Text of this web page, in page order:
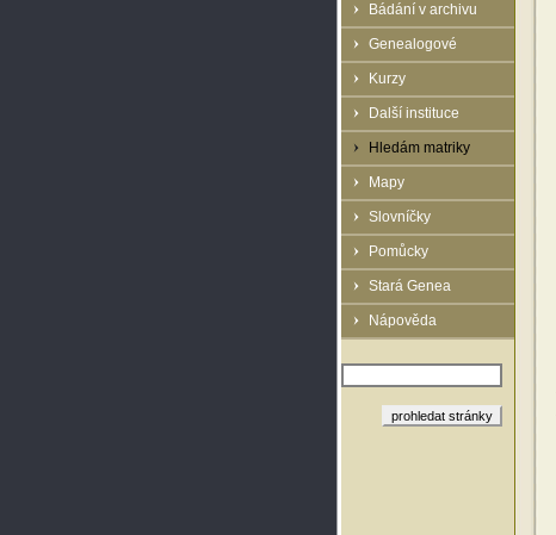
Bádání v archivu
Genealogové
Kurzy
Další instituce
Hledám matriky
Mapy
Slovníčky
Pomůcky
Stará Genea
Nápověda